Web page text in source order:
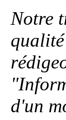
Notre
qualité
"
d'un